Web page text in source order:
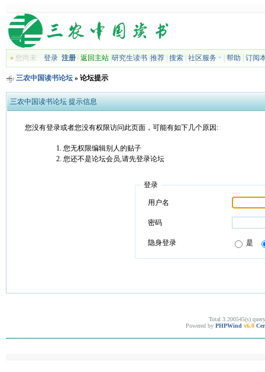
»您尚未 登录 注册| 返回主站| 研究生读书| 推荐| 搜索| 社区服务 帮助 订阅
三农中国读书论坛» 论坛提示
三农中国读书论坛 提示信息
您没有登录或者您没有权限访问此页面，可能有如下几个原因:
您无权限编辑别人的贴子
您还不是论坛会员,请先登录论坛
登录
用户名
密码
隐身登录 是
Total 3.200545(s)
Powered by PHPWind v6.0